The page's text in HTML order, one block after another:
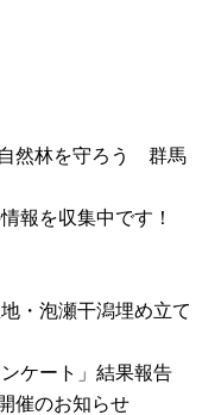
然林を守ろう 群馬
報を収集中です！
・泡瀬干潟埋め立て
ケート」結果報告
催のお知らせ